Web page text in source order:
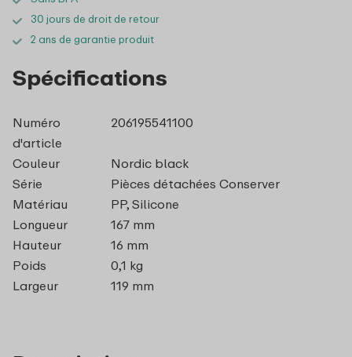
30 jours de droit de retour
2 ans de garantie produit
Spécifications
Numéro
d'article
206195541100
Couleur
Nordic black
Série
Pièces détachées Conserver
Matériau
PP, Silicone
Longueur
167 mm
Hauteur
16 mm
Poids
0,1 kg
Largeur
119 mm